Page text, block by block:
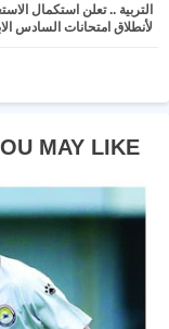
ter atsa
التربية .. تعلن استكمال
لأنطلاق امتحانات السادس
MAY LIKE